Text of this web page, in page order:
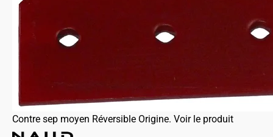
Contre sep moyen Réversible Origine. Voir le produit